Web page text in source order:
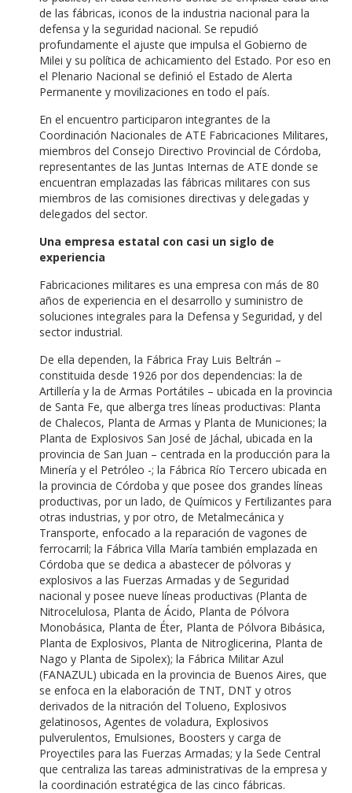
de las fábricas, iconos de la industria nacional para la
defensa y la seguridad nacional. Se repudió
profundamente el ajuste que impulsa el Gobierno de
Milei y su política de achicamiento del Estado. Por eso en
el Plenario Nacional se definió el Estado de Alerta
Permanente y movilizaciones en todo el país.
En el encuentro participaron integrantes de la
Coordinación Nacionales de ATE Fabricaciones Militares,
miembros del Consejo Directivo Provincial de Córdoba,
representantes de las Juntas Internas de ATE donde se
encuentran emplazadas las fábricas militares con sus
miembros de las comisiones directivas y delegadas y
delegados del sector.
Una empresa estatal con casi un siglo de
experiencia
Fabricaciones militares es una empresa con más de 80
años de experiencia en el desarrollo y suministro de
soluciones integrales para la Defensa y Seguridad, y del
sector industrial.
De ella dependen, la Fábrica Fray Luis Beltrán –
constituida desde 1926 por dos dependencias: la de
Artillería y la de Armas Portátiles – ubicada en la provincia
de Santa Fe, que alberga tres líneas productivas: Planta
de Chalecos, Planta de Armas y Planta de Municiones; la
Planta de Explosivos San José de Jáchal, ubicada en la
provincia de San Juan – centrada en la producción para la
Minería y el Petróleo -; la Fábrica Río Tercero ubicada en
la provincia de Córdoba y que posee dos grandes líneas
productivas, por un lado, de Químicos y Fertilizantes para
otras industrias, y por otro, de Metalmecánica y
Transporte, enfocado a la reparación de vagones de
ferrocarril; la Fábrica Villa María también emplazada en
Córdoba que se dedica a abastecer de pólvoras y
explosivos a las Fuerzas Armadas y de Seguridad
nacional y posee nueve líneas productivas (Planta de
Nitrocelulosa, Planta de Ácido, Planta de Pólvora
Monobásica, Planta de Éter, Planta de Pólvora Bibásica,
Planta de Explosivos, Planta de Nitroglicerina, Planta de
Nago y Planta de Sipolex); la Fábrica Militar Azul
(FANAZUL) ubicada en la provincia de Buenos Aires, que
se enfoca en la elaboración de TNT, DNT y otros
derivados de la nitración del Tolueno, Explosivos
gelatinosos, Agentes de voladura, Explosivos
pulverulentos, Emulsiones, Boosters y carga de
Proyectiles para las Fuerzas Armadas; y la Sede Central
que centraliza las tareas administrativas de la empresa y
la coordinación estratégica de las cinco fábricas.